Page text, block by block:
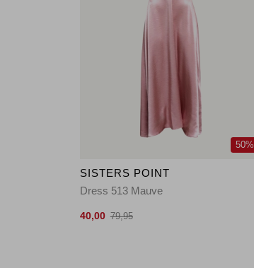
50%
SISTERS POINT
Dress 513 Mauve
40,00 79,95